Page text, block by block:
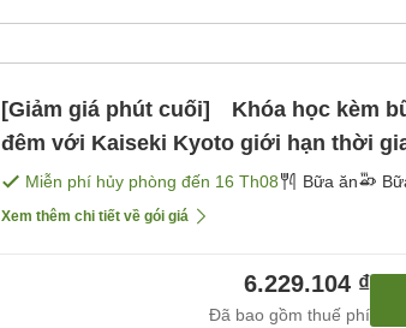
[Giảm giá phút cuối] Khóa học kèm
đêm với Kaiseki Kyoto giới hạn thời
tối]Miễn phí hủy phòng đến 16 Th08 Bữa ăn
Xem thêm chi tiết về gói giá
6.229.104 ₫
Đã bao gồm thuế phí